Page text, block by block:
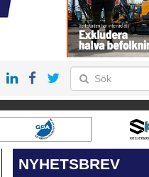
NYHETSBREV